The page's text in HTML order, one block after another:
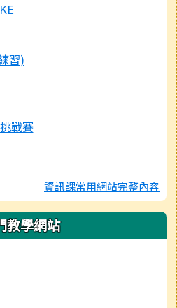
習)
戰賽
資訊課常用網站完整內容
教學網站